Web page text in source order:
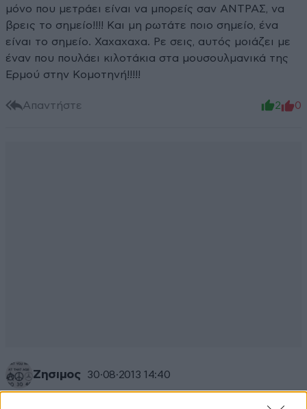
μόνο που μετράει είναι να μπορείς σαν ΑΝΤΡΑΣ, να
βρεις το σημείο!!!! Και μη ρωτάτε ποιο σημείο, ένα
είναι το σημείο. Χαχαχαχα. Ρε σεις, αυτός μοιάζει με
έναν που πουλάει κιλοτάκια στα μουσουλμανικά της
Ερμού στην Κομοτηνή!!!!!
Απαντήστε 2 0
Ζησιμος 30·08·2013 14:40